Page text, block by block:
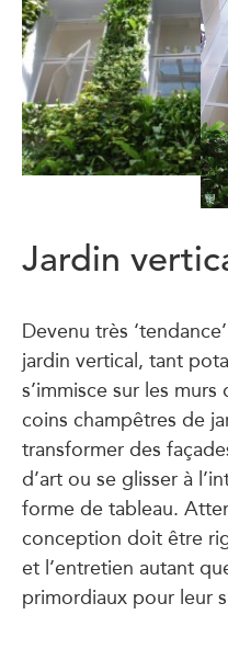
Jardin
Devenu très
jardin vertical, tant
s’immisce sur les
coins champêtres de
transformer des
d’art ou se glisser à
forme de tableau.
conception doit être
et l’entretien autant
primordiaux pour leur